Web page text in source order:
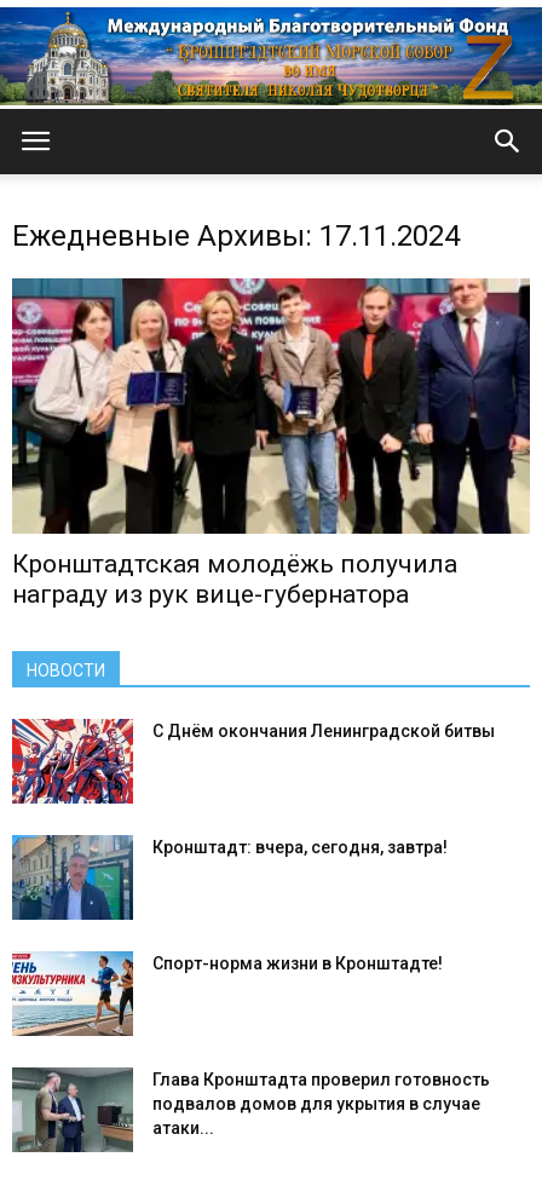
собор
Ежедневные Архивы: 17.11.2024
Кронштадтская молодёжь получила
награду из рук вице-губернатора
НОВОСТИ
С Днём окончания Ленинградской битвы
Кронштадт: вчера, сегодня, завтра!
Спорт-норма жизни в Кронштадте!
Глава Кронштадта проверил готовность
подвалов домов для укрытия в случае
атаки...